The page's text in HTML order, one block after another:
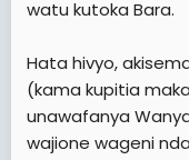
watu kutoka Bara.
Hata hivyo,
(kama kupitia
unawafanya
wajione wageni